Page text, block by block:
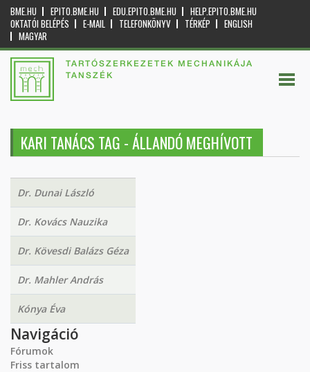
BME.HU EPITO.BME.HU EDU.EPITO.BME.HU
HELP.EPITO.BME.HU
OKTATÓI BELÉPÉS
E-MAIL TELEFONKÖNYV TÉRKÉP
ENGLISH
MAGYAR
TARTÓSZERKEZETEK MECHANIKÁJA
TANSZÉK
KARI TANÁCS TAG - ÁLLANDÓ MEGHÍVOTT
Dr. Dunai László
Dr. Kovács Nauzika
Dr. Kövesdi Balázs Géza
Dr. Mahler András
Kónya Éva
Navigáció
Fórumok
Friss tartalom